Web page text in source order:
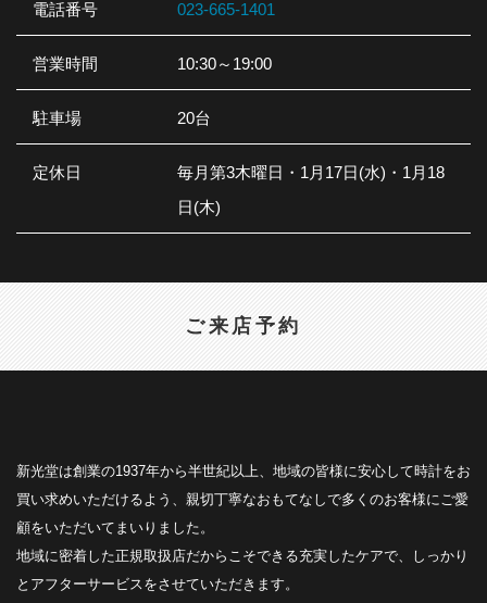
電話番号 023-665-1401
営業時間 10:30～19:00
駐車場 20台
定休日
毎月第3木曜日・1月17日(水)・1月18
日(木)
ご来店予約
新光堂は創業の1937年から半世紀以上、地域の皆様に安心して時計をお
買い求めいただけるよう、親切丁寧なおもてなしで多くのお客様にご愛
顧をいただいてまいりました。
地域に密着した正規取扱店だからこそできる充実したケアで、しっかり
とアフターサービスをさせていただきます。